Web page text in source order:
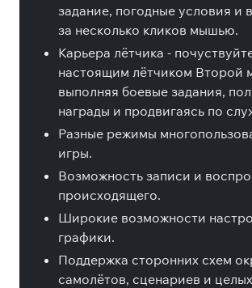
задание, погодные условия и
за несколько кликов мышью.
Карьера лётчика -
настоящим лётчиком Второй
выполняя боевые задания,
награды и продвигаясь по
Разные режимы
игры.
Возможность записи и
происходящего.
Широкие возможности
графики.
Поддержка сторонних схем
самолётов, сценариев и